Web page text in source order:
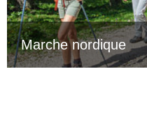
Marche nordique